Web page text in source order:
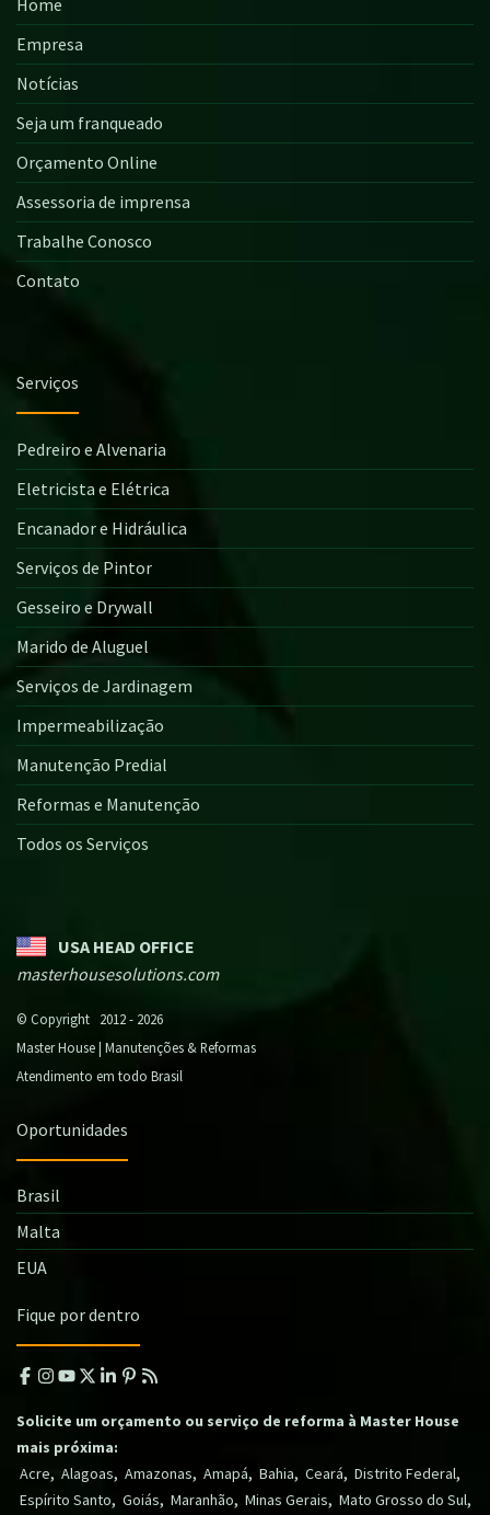
Empresa
Notícias
Seja um franqueado
Orçamento Online
Assessoria de imprensa
Trabalhe Conosco
Contato
Serviços
Pedreiro e Alvenaria
Eletricista e Elétrica
Encanador e Hidráulica
Serviços de Pintor
Gesseiro e Drywall
Marido de Aluguel
Serviços de Jardinagem
Impermeabilização
Manutenção Predial
Reformas e Manutenção
Todos os Serviços
USA HEAD OFFICE
masterhousesolutions.com
© Copyright 2012 - 2026
Master House | Manutenções & Reformas
Atendimento em todo Brasil
Oportunidades
Brasil
Malta
EUA
Fique por dentro
Solicite um orçamento ou serviço de reforma à Master House
mais próxima:
Acre, Alagoas, Amazonas, Amapá, Bahia, Ceará, Distrito Federal,
Espírito Santo, Goiás, Maranhão, Minas Gerais, Mato Grosso do Sul,